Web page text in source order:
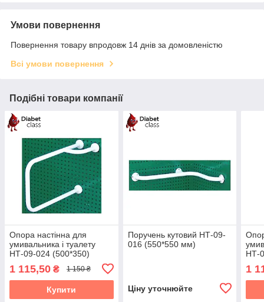
Умови повернення
Повернення товару впродовж 14 днів за домовленістю
Всі умови повернення
Подібні товари компанії
Опора настінна для
умивальника і туалету
НТ-09-024 (500*350)
1 115,50 ₴ 1 150 ₴
Купити
Поручень кутовий НТ-09-
016 (550*550 мм)
Ціну уточнюйте
НТ-
1